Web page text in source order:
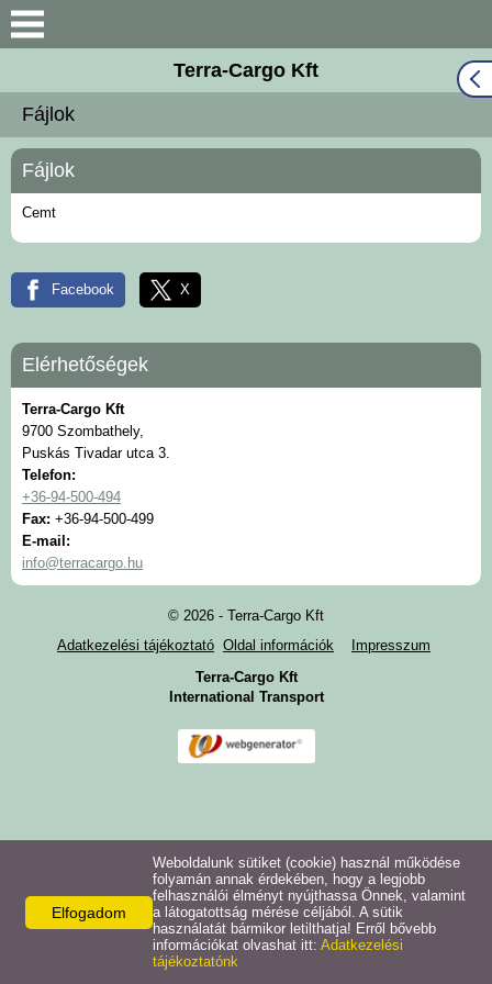
Bemutatkozás
Munkatársaink
Cégadatok
Elérhetőségek
Dokumentumok
Hírdetmények
Adatkezelési tájékoztató
Terra-Cargo Kft
Fájlok
Fájlok
Cemt
Facebook X
Elérhetőségek
Terra-Cargo Kft
9700 Szombathely,
Puskás Tivadar utca 3.
Telefon:
+36-94-500-494
Fax: +36-94-500-499
E-mail:
info@terracargo.hu
© 2026 - Terra-Cargo Kft
Adatkezelési tájékoztató Oldal információk
Impresszum
Terra-Cargo Kft
International Transport
Elfogadom
Weboldalunk sütiket (cookie) használ működése
folyamán annak érdekében, hogy a legjobb
felhasználói élményt nyújthassa Önnek, valamint
a látogatottság mérése céljából. A sütik
használatát bármikor letilthatja! Erről bővebb
információkat olvashat itt: Adatkezelési
tájékoztatónk